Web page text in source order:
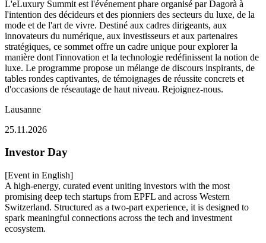
L'eLuxury Summit est l'événement phare organisé par Dagorà à
l'intention des décideurs et des pionniers des secteurs du luxe, de la
mode et de l'art de vivre. Destiné aux cadres dirigeants, aux
innovateurs du numérique, aux investisseurs et aux partenaires
stratégiques, ce sommet offre un cadre unique pour explorer la
manière dont l'innovation et la technologie redéfinissent la notion de
luxe. Le programme propose un mélange de discours inspirants, de
tables rondes captivantes, de témoignages de réussite concrets et
d'occasions de réseautage de haut niveau. Rejoignez-nous.
Lausanne
25.11.2026
Investor Day
[Event in English]
A high‑energy, curated event uniting investors with the most
promising deep tech startups from EPFL and across Western
Switzerland. Structured as a two‑part experience, it is designed to
spark meaningful connections across the tech and investment
ecosystem.